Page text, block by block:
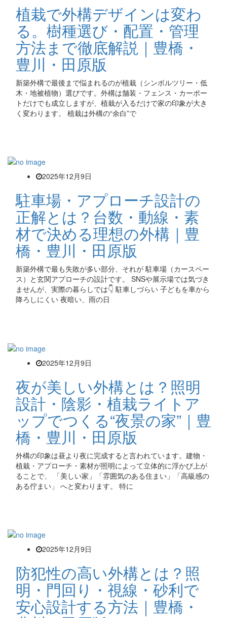
植栽で外構デザインは変わ
る。樹種選び・配置・管理
方法まで徹底解説｜豊橋・
豊川・田原版
新築外構で最後まで悩まれるのが植栽（シンボルツリー・低
木・地被植物）選びです。外構は舗装・フェンス・カーポー
トだけでも成立しますが、植栽が入るだけで家の印象が大き
く変わります。 植栽は外構の“余白”で
2025年12月9日
駐車場・アプローチ設計の
正解とは？台数・動線・素
材で決める理想の外構｜豊
橋・豊川・田原版
新築外構で最も失敗が多い部分、それが 駐車場（カースペー
ス）と玄関アプローチの設計です。 SNSや展示場では気づき
ませんが、実際の暮らしでは👇 駐車しづらい 子どもを車から
降ろしにくい 夜暗い、雨の日
2025年12月9日
夜が美しい外構とは？照明
設計・陰影・植栽ライトア
ップでつくる“夜景の家”｜豊
橋・豊川・田原版
外構の印象は昼より夜に完成すると言われています。建物・
植栽・アプローチ・素材が照明によって立体的に浮かび上が
ることで、 「美しい家」「雰囲気のある住まい」「高級感の
ある佇まい」 へと変わります。 特に
2025年12月9日
防犯性の高い外構とは？照
明・門回り・視線・砂利で
安心設計する方法｜豊橋・